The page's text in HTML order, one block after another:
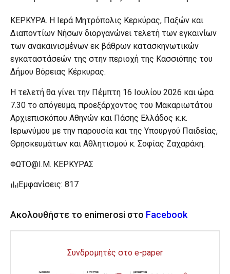
ΚΕΡΚΥΡΑ. Η Ιερά Μητρόπολις Κερκύρας, Παξών και
Διαποντίων Νήσων διοργανώνει τελετή των εγκαινίων
των ανακαινισμένων εκ βάθρων κατασκηνωτικών
εγκαταστάσεών της στην περιοχή της Κασσιόπης του
Δήμου Βόρειας Κέρκυρας.
Η τελετή θα γίνει την Πέμπτη 16 Ιουλίου 2026 και ώρα
7.30 το απόγευμα, προεξάρχοντος του Μακαριωτάτου
Αρχιεπισκόπου Αθηνών και Πάσης Ελλάδος κ.κ.
Ιερωνύμου με την παρουσία και της Υπουργού Παιδείας,
Θρησκευμάτων και Αθλητισμού κ. Σοφίας Ζαχαράκη.
ΦΩΤΟ@Ι.Μ. ΚΕΡΚΥΡΑΣ
Εμφανίσεις: 817
Ακολουθήστε το enimerosi στο Facebook
Συνδρομητές στο e-paper